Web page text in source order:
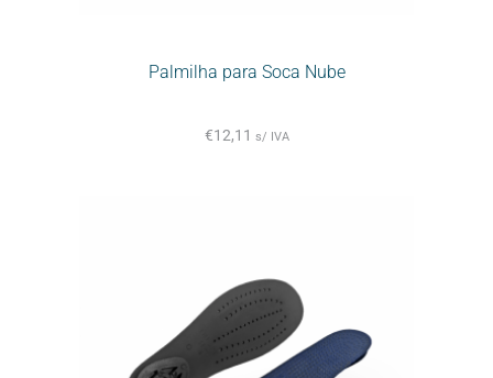
Palmilha para Soca Nube
€12,11 s/ IVA